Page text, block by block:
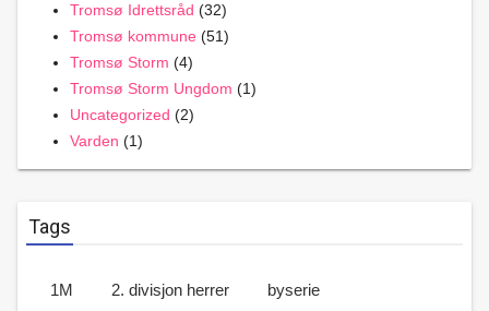
Tromsø Idrettsråd (32)
Tromsø kommune (51)
Tromsø Storm (4)
Tromsø Storm Ungdom (1)
Uncategorized (2)
Varden (1)
Tags
1M 2. divisjon herrer byserie